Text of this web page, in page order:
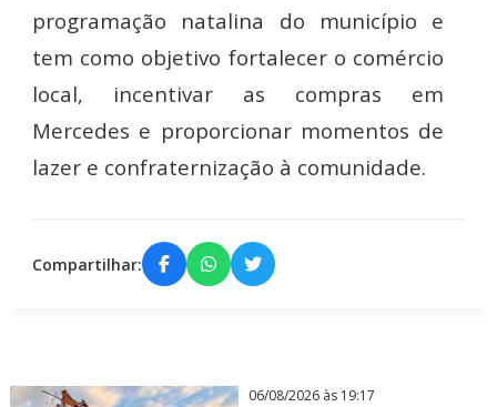
programação natalina do município e
tem como objetivo fortalecer o comércio
local, incentivar as compras em
Mercedes e proporcionar momentos de
lazer e confraternização à comunidade.
Compartilhar:
06/08/2026 às 19:17